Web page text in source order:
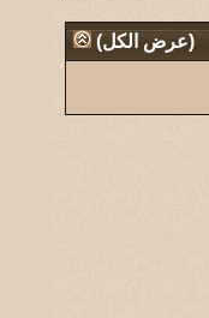
(عرض الكل)